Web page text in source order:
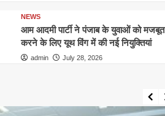
NEWS
आम आदमी पार्टी ने पंजाब के युवाओं को मजबूत
करने के लिए यूथ विंग में की नई नियुक्तियां
admin July 28, 2026